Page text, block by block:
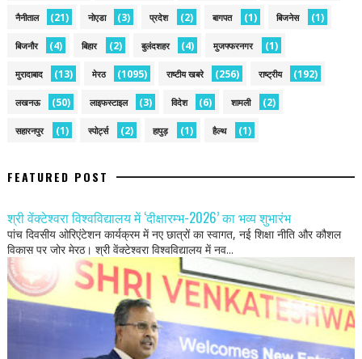
नैनीताल (21) नोएडा (3) प्रदेश (2) बागपत (1) बिजनेस (1)
बिजनौर (4) बिहार (2) बुलंदशहर (4) मुजफ्फरनगर (1)
मुरादाबाद (13) मेरठ (1095) राष्टीय खबरे (256) राष्ट्रीय (192)
लखनऊ (50) लाइफस्टाइल (3) विदेश (6) शामली (2)
सहारनपुर (1) स्पोर्ट्स (2) हापुड़ (1) हैल्थ (1)
FEATURED POST
श्री वेंक्टेश्वरा विश्वविद्यालय में ‘दीक्षारम्भ-2026’ का भव्य शुभारंभ
पांच दिवसीय ओरिएंटेशन कार्यक्रम में नए छात्रों का स्वागत, नई शिक्षा नीति और कौशल
विकास पर जोर मेरठ। श्री वेंक्टेश्वरा विश्वविद्यालय में नव...